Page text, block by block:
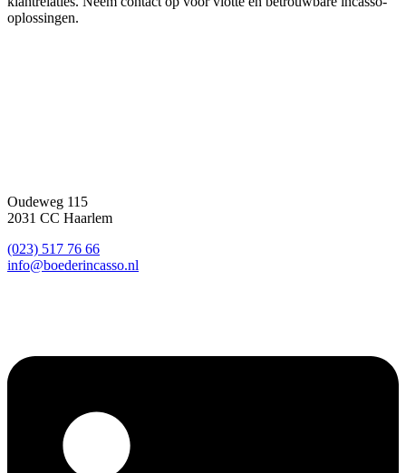
oplossingen.
Oudeweg 115
2031 CC Haarlem
(023) 517 76 66
info@boederincasso.nl